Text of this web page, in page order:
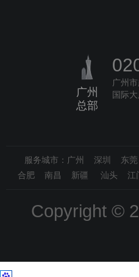
广州
总部
广州
国际
服务城市：广州 深圳
合肥 南昌 新疆 汕头
Copyright ©